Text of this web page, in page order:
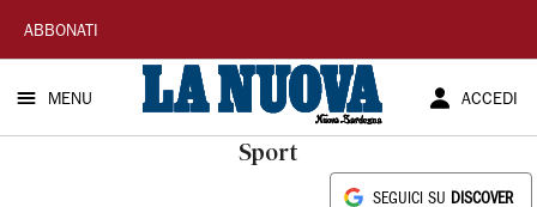
La
Nuova
Sardegna
ABBONATI
MENU ACCEDI
Sport
SEGUICI SU DISCOVER